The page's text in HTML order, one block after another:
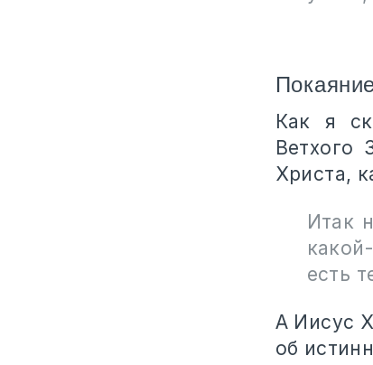
Как я
Ветхого
Христа,
Итак
есть
А Иисус
об